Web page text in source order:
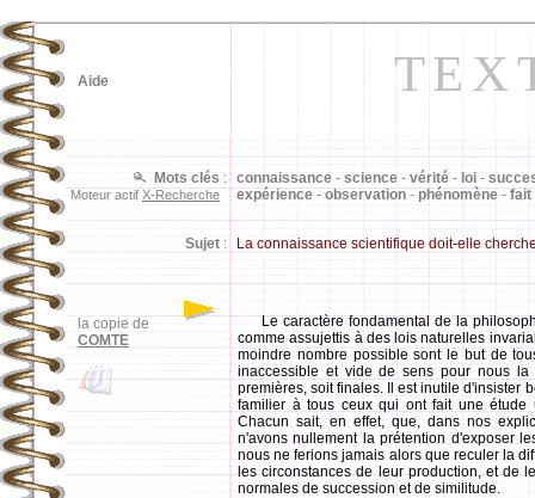
la copie de
COMTE
connaissance - science - vérité - loi -
expérience - observation - phénomène - fait
Mots clés :
Moteur actif X-Recherche
Sujet : La connaissance scientifique doit-elle
Aide
Le caractère fondamental de la
comme assujettis à des lois naturelles
moindre nombre possible sont le but de
inaccessible et vide de sens pour nous
premières, soit finales. Il est inutile d'insister
familier à tous ceux qui ont fait une étude
Chacun sait, en effet, que, dans nos
n'avons nullement la prétention d'exposer
nous ne ferions jamais alors que reculer la
les circonstances de leur production, et de
normales de succession et de similitude.